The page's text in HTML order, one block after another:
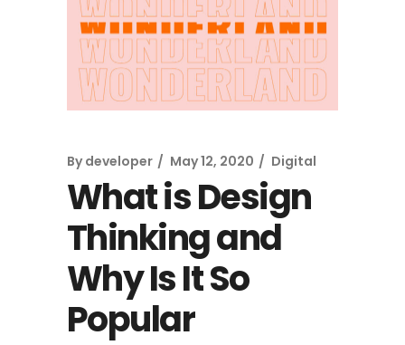
By developer May 12, 2020 Digital
What is Design
Thinking and
Why Is It So
Popular